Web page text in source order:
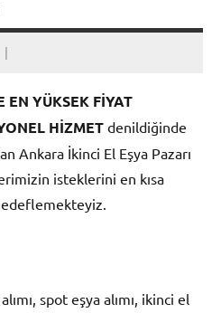
EN YÜKSEK FİYAT
HİZMETdenildiğinde
Ankara İkinci El Eşya Pazarı
isteklerini en kısa
spot eşya alımı, ikinci el